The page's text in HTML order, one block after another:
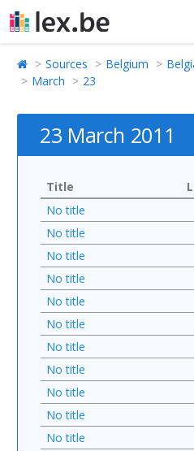
Sources Belgium
March
23
23 March 2011
Title
No title
No title
No title
No title
No title
No title
No title
No title
No title
No title
No title